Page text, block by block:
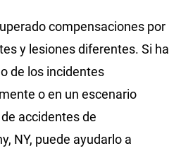
compensaciones por
y lesiones diferentes. Si ha
de los incidentes
o en un escenario
accidentes de
NY, puede ayudarlo a